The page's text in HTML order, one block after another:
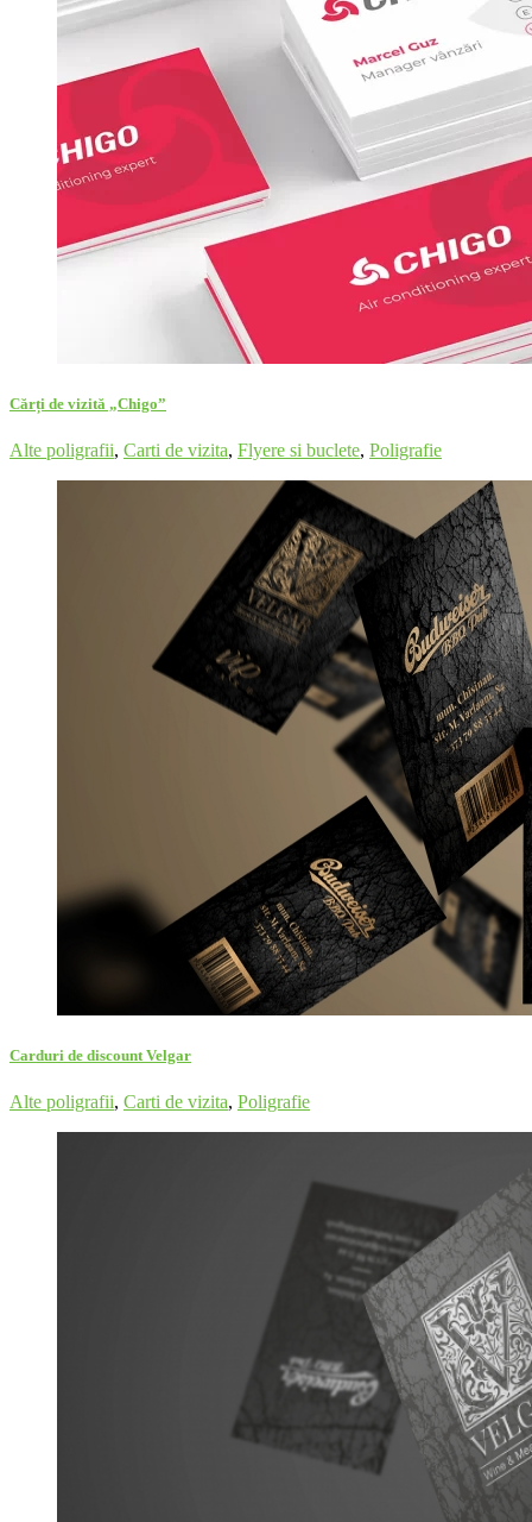
Cărți de vizită „Chigo”
Alte poligrafii, Carti de vizita, Flyere si buclete, Poligrafie
Carduri de discount Velgar
Alte poligrafii, Carti de vizita, Poligrafie